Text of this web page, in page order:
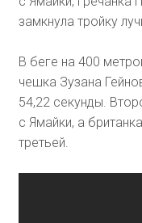
замкнула тройку
В беге на 400
чешка Зузана
54,22 секунды.
с Ямайки, а
третьей.